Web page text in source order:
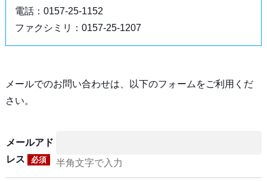
電話：0157-25-1152
ファクシミリ：0157-25-1207
メールでのお問い合わせは、以下のフォームをご利用くだ
さい。
メールアド
レス
必須 半角文字で入力